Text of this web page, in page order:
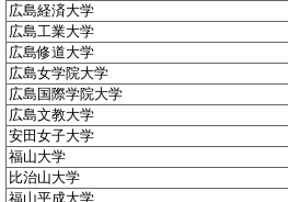
広島経済大学
広島工業大学
広島修道大学
広島女学院大学
広島国際学院大学
広島文教大学
安田女子大学
福山大学
比治山大学
福山平成大学